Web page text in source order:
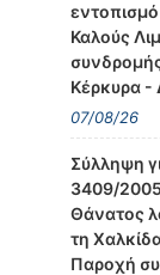
Καλούς
Κέρκυρα -
07/08/26
Σύλληψη
3409/
Θάνατος
τη
Παροχή